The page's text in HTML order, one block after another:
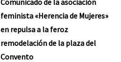
feminista «Herencia de Mujeres»
en repulsa a la feroz
remodelación de la plaza del
Convento